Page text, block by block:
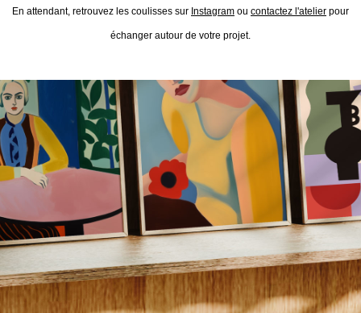
En attendant, retrouvez les coulisses sur Instagram ou contactez l'atelier pour
échanger autour de votre projet.